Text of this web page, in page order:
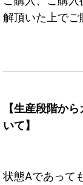
解頂いた上でご
【生産段階か
いて】
状態Aであって